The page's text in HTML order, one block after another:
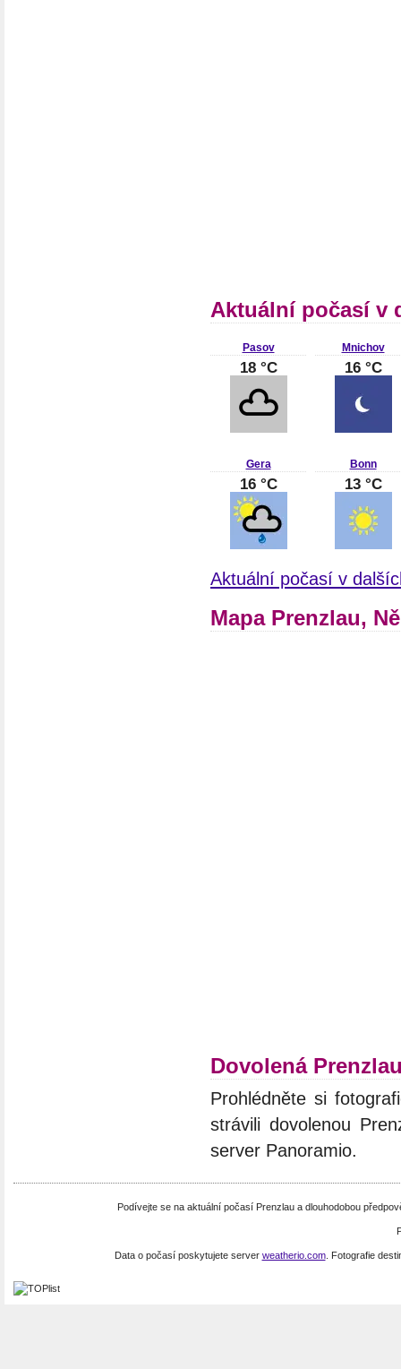
Aktuální počasí v
Pasov
18 °C
Mnichov
16 °C
Gera
16 °C
Bonn
13 °C
Aktuální počasí v
Mapa Prenzlau,
Dovolená
Prohlédněte si
strávili dovolenou
server Panoramio.
Podívejte se na aktuální počasí Prenzlau a dlouhodobou
Data o počasí poskytujete server weatherio.com. Fotografie